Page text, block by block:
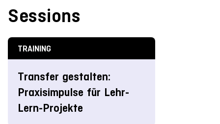
Sessions
TRAINING
Transfer gestalten:
Praxisimpulse für Lehr-
Lern-Projekte